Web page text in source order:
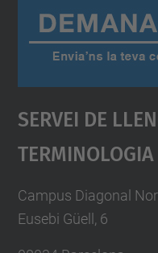
Servei De
Terminologia
Campus Diagonal
Eusebi Güell, 6